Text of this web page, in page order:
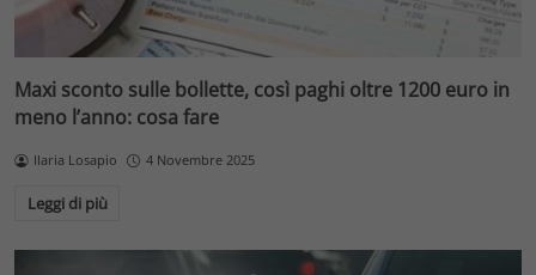
Maxi sconto sulle bollette, così paghi oltre 1200 euro in
meno l’anno: cosa fare
Ilaria Losapio 4 Novembre 2025
Leggi di più